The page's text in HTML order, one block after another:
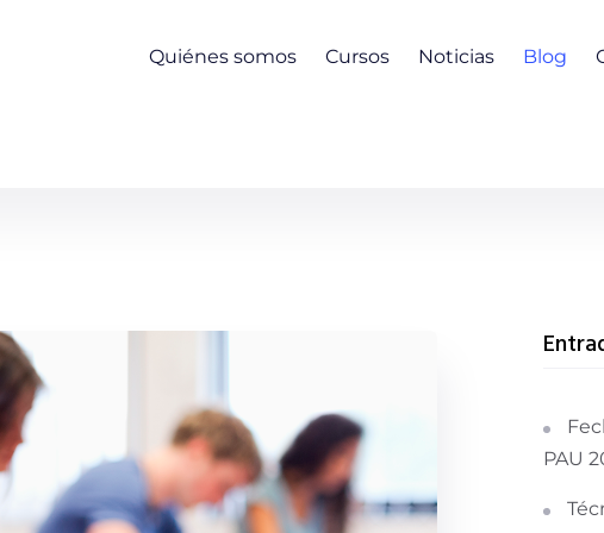
Quiénes somos Cursos Noticias Blog
PAU